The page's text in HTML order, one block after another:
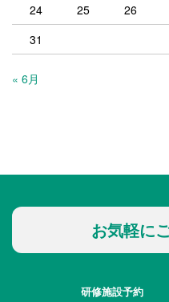
24
25 26
31
« 6月
お気軽に
研修施設予約